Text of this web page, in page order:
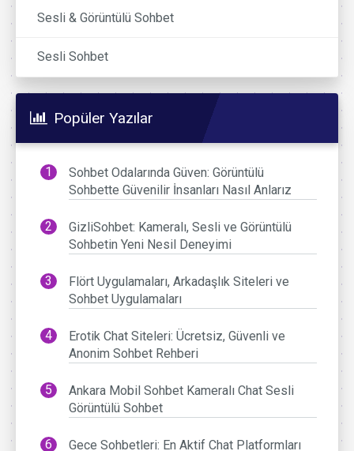
Sesli & Görüntülü Sohbet
Sesli Sohbet
Popüler Yazılar
Sohbet Odalarında Güven: Görüntülü
Sohbette Güvenilir İnsanları Nasıl Anlarız
GizliSohbet: Kameralı, Sesli ve Görüntülü
Sohbetin Yeni Nesil Deneyimi
Flört Uygulamaları, Arkadaşlık Siteleri ve
Sohbet Uygulamaları
Erotik Chat Siteleri: Ücretsiz, Güvenli ve
Anonim Sohbet Rehberi
Ankara Mobil Sohbet Kameralı Chat Sesli
Görüntülü Sohbet
Gece Sohbetleri: En Aktif Chat Platformları